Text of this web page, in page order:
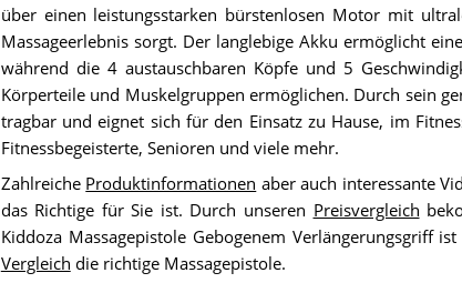
über einen leistungsstarken bürstenlosen Motor mit
Massageerlebnis sorgt. Der langlebige Akku ermöglicht
während die 4 austauschbaren Köpfe und 5
Körperteile und Muskelgruppen ermöglichen. Durch sein
tragbar und eignet sich für den Einsatz zu Hause, im
Fitnessbegeisterte, Senioren und viele mehr.
Zahlreiche Produktinformationen aber auch interessante
das Richtige für Sie ist. Durch unseren Preisvergleich
Kiddoza Massagepistole Gebogenem Verlängerungsgriff
Vergleich die richtige Massagepistole.